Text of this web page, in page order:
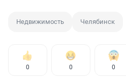
Недвижимость Челябинск
0 0 0